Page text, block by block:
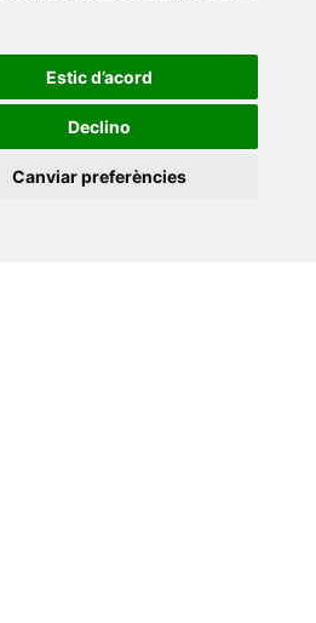
Estic d’acord
Declino
Canviar preferències